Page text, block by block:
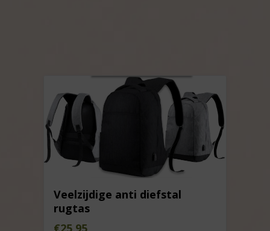
Veelzijdige anti diefstal
rugtas
€25,95